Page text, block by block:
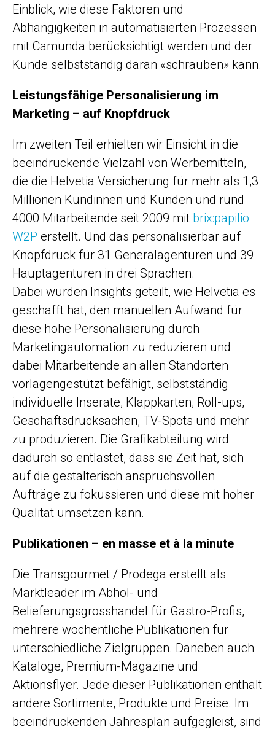
Einblick, wie diese Faktoren und
Abhängigkeiten in automatisierten Prozessen
mit Camunda berücksichtigt werden und der
Kunde selbstständig daran «schrauben» kann.
Leistungsfähige Personalisierung im
Marketing – auf Knopfdruck
Im zweiten Teil erhielten wir Einsicht in die
beeindruckende Vielzahl von Werbemitteln,
die die Helvetia Versicherung für mehr als 1,3
Millionen Kundinnen und Kunden und rund
4000 Mit­arbeitende seit 2009 mit brix:papilio
W2P erstellt. Und das personalisierbar auf
Knopfdruck für 31 Generalagenturen und 39
Hauptagenturen in drei Sprachen.
Dabei wurden Insights geteilt, wie Helvetia es
geschafft hat, den manuellen Aufwand für
diese hohe Personalisierung durch
Marketingautomation zu reduzieren und
dabei Mitarbeitende an allen Standorten
vorlagengestützt befähigt, selbstständig
individuelle Inserate, Klappkarten, Roll-ups,
Geschäftsdrucksachen, TV-Spots und mehr
zu produzieren. Die Grafikabteilung wird
dadurch so entlastet, dass sie Zeit hat, sich
auf die gestalterisch anspruchsvollen
Aufträge zu fokussieren und diese mit hoher
Qualität umsetzen kann.
Publikationen – en masse et à la minute
Die Transgourmet / Prodega erstellt als
Marktleader im Abhol- und
Belieferungsgrosshandel für Gastro-Profis,
mehrere wöchentliche Publikationen für
unterschiedliche Zielgruppen. Daneben auch
Kataloge, Premium-Magazine und
Aktionsflyer. Jede dieser Publikationen enthält
andere Sortimente, Produkte und Preise. Im
beeindruckenden Jahresplan aufgegleist, sind